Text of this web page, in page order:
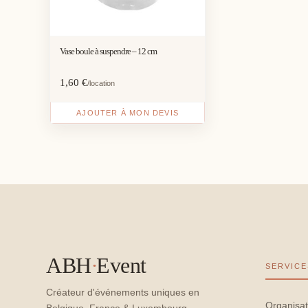
Vase boule à suspendre – 12 cm
1,60 €/location
AJOUTER À MON DEVIS
ABH·Event
Créateur d'événements uniques en